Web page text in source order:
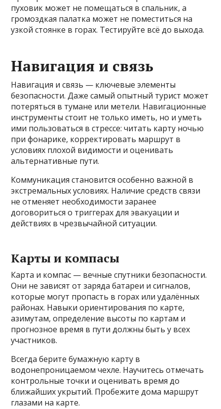
пуховик может не помещаться в спальник, а
громоздкая палатка может не поместиться на
узкой стоянке в горах. Тестируйте всё до выхода.
Навигация и связь
Навигация и связь — ключевые элементы
безопасности. Даже самый опытный турист может
потеряться в тумане или метели. Навигационные
инструменты стоит не только иметь, но и уметь
ими пользоваться в стрессе: читать карту ночью
при фонарике, корректировать маршрут в
условиях плохой видимости и оценивать
альтернативные пути.
Коммуникация становится особенно важной в
экстремальных условиях. Наличие средств связи
не отменяет необходимости заранее
договориться о триггерах для эвакуации и
действиях в чрезвычайной ситуации.
Карты и компасы
Карта и компас — вечные спутники безопасности.
Они не зависят от заряда батареи и сигналов,
которые могут пропасть в горах или удалённых
районах. Навыки ориентирования по карте,
азимутам, определение высоты по картам и
прогнозное время в пути должны быть у всех
участников.
Всегда берите бумажную карту в
водонепроницаемом чехле. Научитесь отмечать
контрольные точки и оценивать время до
ближайших укрытий. Пробежите дома маршрут
глазами на карте.